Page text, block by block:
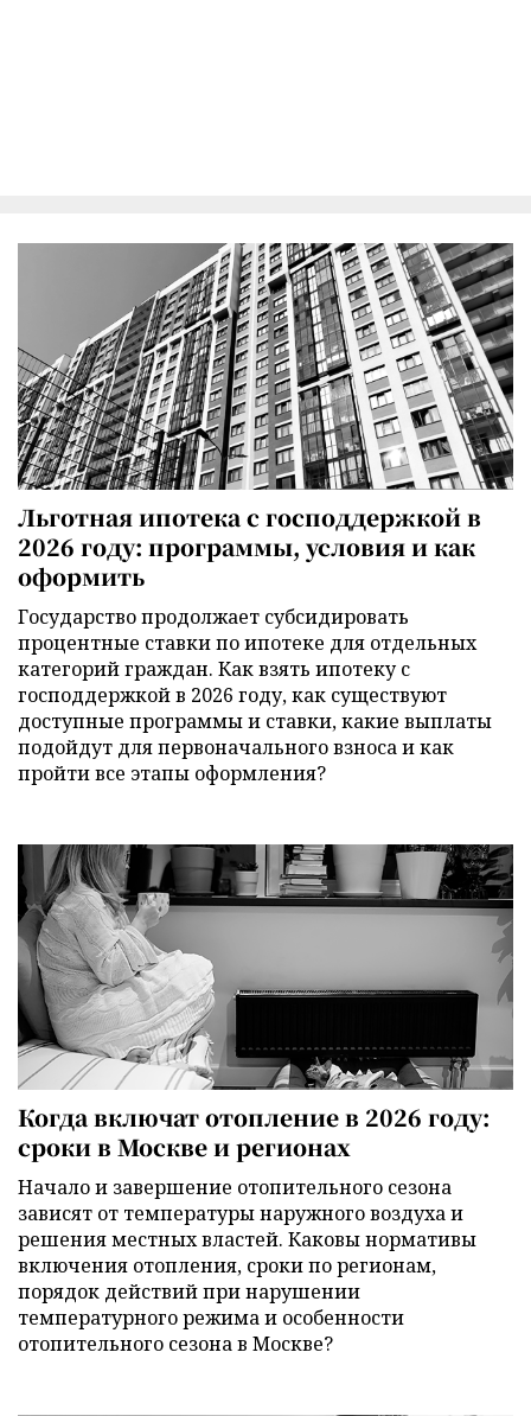
Льготная ипотека с господдержкой в
2026 году: программы, условия и как
оформить
Государство продолжает субсидировать
процентные ставки по ипотеке для отдельных
категорий граждан. Как взять ипотеку с
господдержкой в 2026 году, как существуют
доступные программы и ставки, какие выплаты
подойдут для первоначального взноса и как
пройти все этапы оформления?
Когда включат отопление в 2026 году:
сроки в Москве и регионах
Начало и завершение отопительного сезона
зависят от температуры наружного воздуха и
решения местных властей. Каковы нормативы
включения отопления, сроки по регионам,
порядок действий при нарушении
температурного режима и особенности
отопительного сезона в Москве?